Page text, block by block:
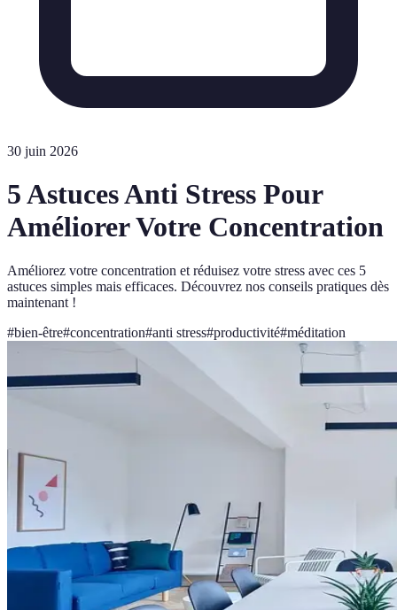
30 juin 2026
5 Astuces Anti Stress Pour
Améliorer Votre Concentration
Améliorez votre concentration et réduisez votre stress avec ces 5
astuces simples mais efficaces. Découvrez nos conseils pratiques dès
maintenant !
#bien-être#concentration#anti stress#productivité#méditation